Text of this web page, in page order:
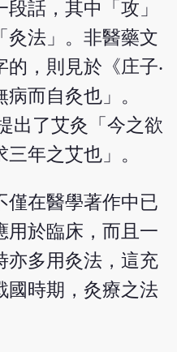
話，其中「攻」
灸法」。非醫藥文
，則見於《庄子‧
而自灸也」。
出了艾灸「今之欲
年之艾也」。
僅在醫學著作中已
用於臨床，而且一
亦多用灸法，這充
國時期，灸療之法